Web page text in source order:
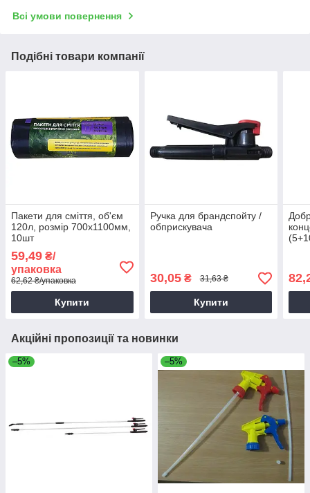
Всі умови повернення
Подібні товари компанії
Пакети для сміття, об'єм
120л, розмір 700х1100мм,
10шт
59,49 ₴/
упаковка
62,62 ₴/упаковка
Купити
Ручка для брандспойту /
обприскувача
30,05₴ 31,63 ₴
Купити
Акційні пропозиції та новинки
–5% –5%